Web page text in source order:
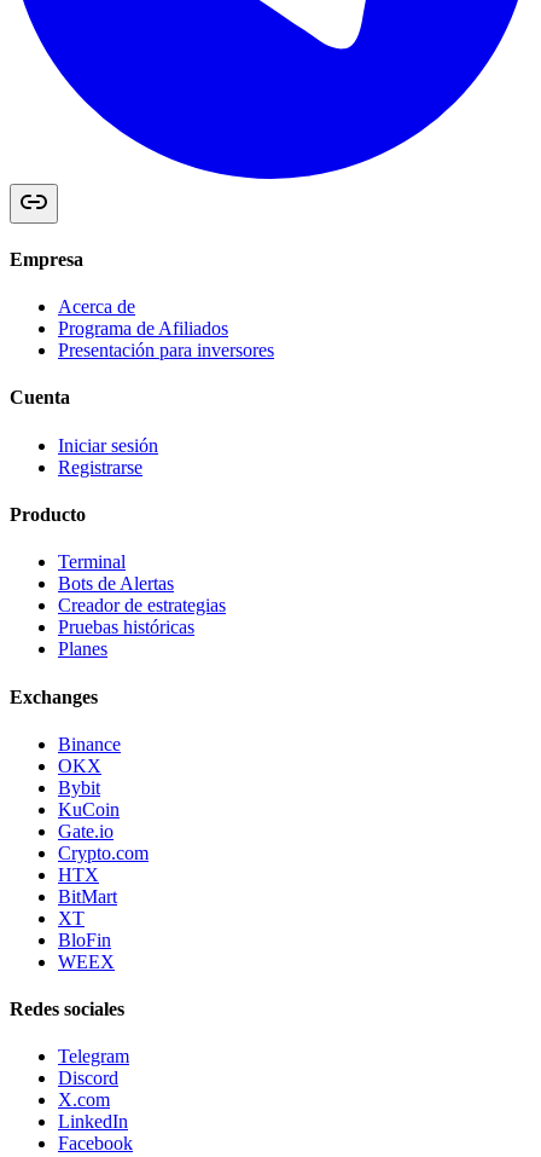
Empresa
Acerca de
Programa de Afiliados
Presentación para inversores
Cuenta
Iniciar sesión
Registrarse
Producto
Terminal
Bots de Alertas
Creador de estrategias
Pruebas históricas
Planes
Exchanges
Binance
OKX
Bybit
KuCoin
Gate.io
Crypto.com
HTX
BitMart
XT
BloFin
WEEX
Redes sociales
Telegram
Discord
X.com
LinkedIn
Facebook